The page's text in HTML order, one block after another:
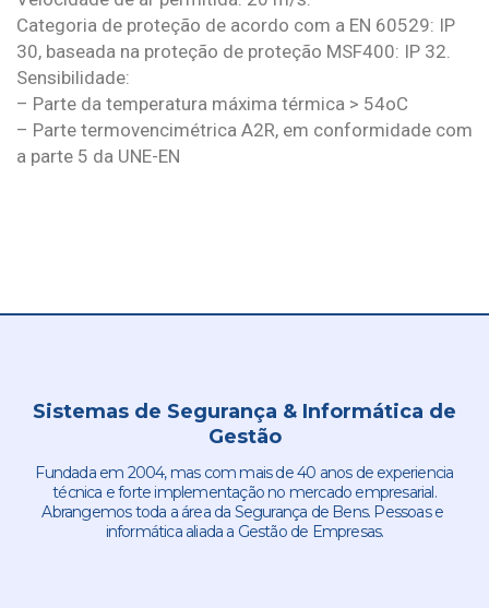
Categoria de proteção de acordo com a EN 60529: IP
30, baseada na proteção de proteção MSF400: IP 32.
Sensibilidade:
– Parte da temperatura máxima térmica > 54oC
– Parte termovencimétrica A2R, em conformidade com
a parte 5 da UNE-EN
Sistemas de Segurança & Informática de
Gestão
Fundada em 2004, mas com mais de 40 anos de experiencia
técnica e forte implementação no mercado empresarial.
Abrangemos toda a área da Segurança de Bens. Pessoas e
informática aliada a Gestão de Empresas.